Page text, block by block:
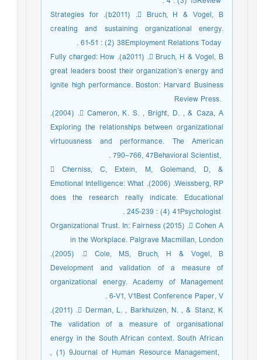
 Bruch, H & Vogel, B. (‎‏2011‏b). Strategies for
creating and sustaining organizational ‎energy.
Employment Relations Today ‎‏38‏‎ (‎‏2‏‎) : ‎‏51‏‎-‎‏61‏‎. ‎
 Bruch, H & Vogel, B. (‎‏2011‏a). Fully charged: How
great leaders boost their ‎organization’s energy and
ignite high performance. Boston: Harvard Business
‎Review Press. ‎
 Cameron, K. S. , Bright, D. , & Caza, A. (‎‏2004‏‎).
Exploring the relationships between ‎organizational
virtuousness and performance. The American
Behavioral Scientist, ‎‏47‏‎, ‎‏766‏‎–‎‏790‏‎. ‎
 Cherniss, C, Extein, M, Golemand, D, &
Weissberg, RP. (‎‏2006‏‎). Emotional Intelligence: ‎What
does the research really indicate. Educational
Psychologist ‎‏41‏‎ (‎‏4‏‎) : ‎‏239‏‎-‎‏245‏‎. ‎
 Cohen A. (‎‏2015‏‎) Organizational Trust. In: Fairness
in the Workplace. Palgrave ‎Macmillan, London
 Cole, MS, Bruch, H & Vogel, B. (‎‏2005‏‎).
Development and validation of a measure of
‎organizational energy. Academy of Management
Best Conference Paper, V‏1‏‎, V‎‏1‏‎-V‏6‏‎. ‎
 Derman, L. , Barkhuizen, N. , & Stanz, K. (‎‏2011‏‎).
The validation of a measure of ‎organisational
energy in the South African context. South African
Journal of Human ‎Resource Management, ‎‏9‏‎ (‎‏1‏‎) ,